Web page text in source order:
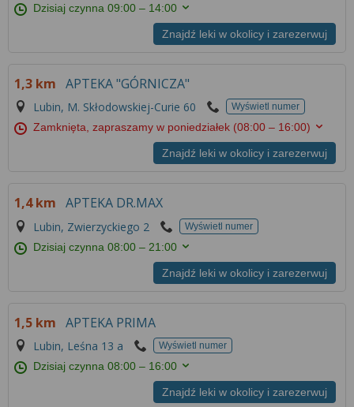
Dzisiaj czynna09:00 – 14:00
Znajdź leki w okolicy i zarezerwuj
1,3 km APTEKA "GÓRNICZA"
Lubin, M. Skłodowskiej-Curie 60 Wyświetl numer
Zamknięta, zapraszamy w poniedziałek (08:00 – 16:00)
Znajdź leki w okolicy i zarezerwuj
1,4 km APTEKA DR.MAX
Lubin, Zwierzyckiego 2 Wyświetl numer
Dzisiaj czynna08:00 – 21:00
Znajdź leki w okolicy i zarezerwuj
1,5 km APTEKA PRIMA
Lubin, Leśna 13 a Wyświetl numer
Dzisiaj czynna08:00 – 16:00
Znajdź leki w okolicy i zarezerwuj